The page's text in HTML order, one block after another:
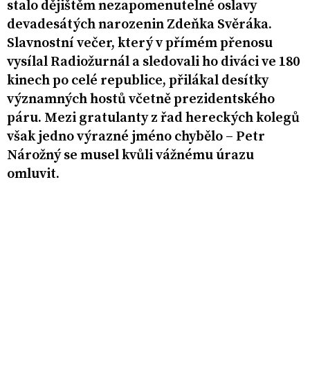
stalo dějištěm nezapomenutelné oslavy
devadesátých narozenin Zdeňka Svěráka.
Slavnostní večer, který v přímém přenosu
vysílal Radiožurnál a sledovali ho diváci ve 180
kinech po celé republice, přilákal desítky
významných hostů včetně prezidentského
páru. Mezi gratulanty z řad hereckých kolegů
však jedno výrazné jméno chybělo – Petr
Nárožný se musel kvůli vážnému úrazu
omluvit.